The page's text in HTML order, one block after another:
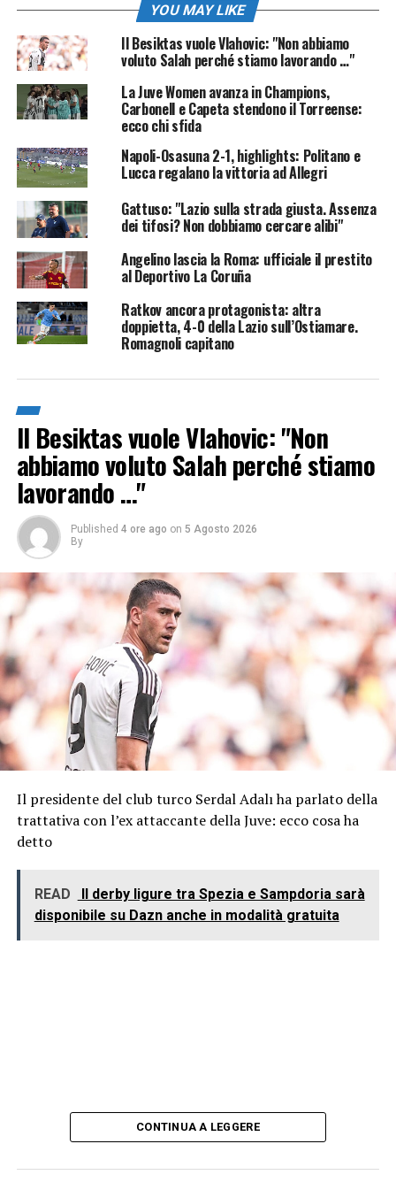
YOU MAY LIKE
Il Besiktas vuole Vlahovic: "Non abbiamo
voluto Salah perché stiamo lavorando …"
La Juve Women avanza in Champions,
Carbonell e Capeta stendono il Torreense:
ecco chi sfida
Napoli-Osasuna 2-1, highlights: Politano e
Lucca regalano la vittoria ad Allegri
Gattuso: "Lazio sulla strada giusta. Assenza
dei tifosi? Non dobbiamo cercare alibi"
Angelino lascia la Roma: ufficiale il prestito
al Deportivo La Coruña
Ratkov ancora protagonista: altra
doppietta, 4-0 della Lazio sull’Ostiamare.
Romagnoli capitano
Il Besiktas vuole Vlahovic: "Non
abbiamo voluto Salah perché stiamo
lavorando …"
Published 4 ore ago on 5 Agosto 2026
By
Il presidente del club turco Serdal Adalı ha parlato della
trattativa con l’ex attaccante della Juve: ecco cosa ha
detto
READ
Il derby ligure tra Spezia e Sampdoria sarà
disponibile su Dazn anche in modalità gratuita
CONTINUA A LEGGERE